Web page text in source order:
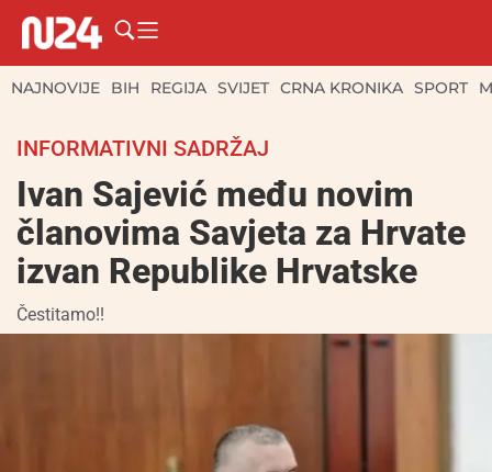
NAJNOVIJE BIH REGIJA SVIJET CRNA KRONIKA SPORT
INFORMATIVNI SADRŽAJ
Ivan Sajević među novim
članovima Savjeta za Hrvate
izvan Republike Hrvatske
Čestitamo!!